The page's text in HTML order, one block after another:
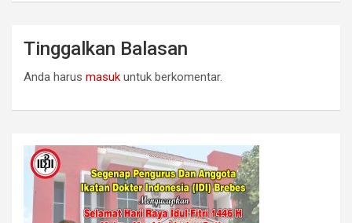
Tinggalkan Balasan
Anda harus masuk untuk berkomentar.